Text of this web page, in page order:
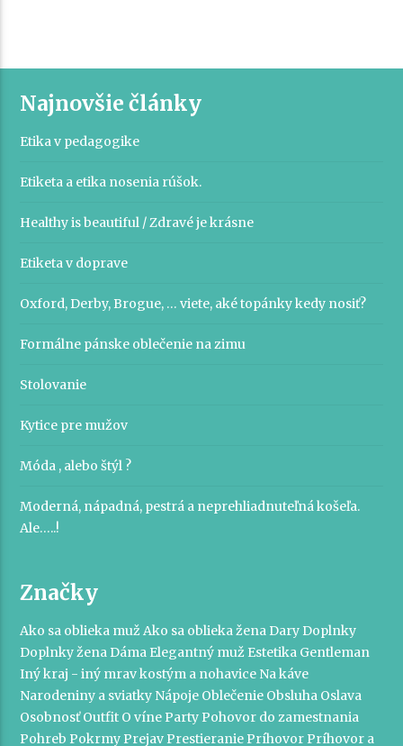
Najnovšie články
Etika v pedagogike
Etiketa a etika nosenia rúšok.
Healthy is beautiful / Zdravé je krásne
Etiketa v doprave
Oxford, Derby, Brogue, … viete, aké topánky kedy nosiť?
Formálne pánske oblečenie na zimu
Stolovanie
Kytice pre mužov
Móda , alebo štýl ?
Moderná, nápadná, pestrá a neprehliadnuteľná košeľa.
Ale…..!
Značky
Ako sa oblieka muž Ako sa oblieka ženaDaryDoplnky
Doplnky ženaDáma Elegantný muž Estetika Gentleman
Iný kraj - iný mravkostým a nohavice Na káve
Narodeniny a sviatky Nápoje Oblečenie Obsluha Oslava
OsobnosťOutfit O víne Party Pohovor do zamestnania
Pohreb Pokrmy Prejav Prestieranie Príhovor Príhovor a